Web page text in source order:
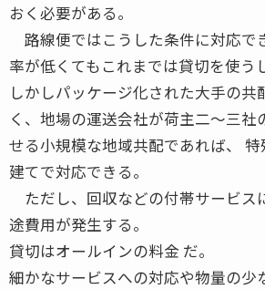
おく必要がある。
路線便ではこうした条件に対応で
率が低くてもこれまでは貸切を使う
しかしパッケージ化された大手の共
く、地場の運送会社が荷主二〜三社
せる小規模な地域共配であれば、
建てで対応できる。
ただし、回収などの付帯サービス
途費用が発生する。
貸切はオールインの料金 だ。
細かなサービスへの対応や物量の少